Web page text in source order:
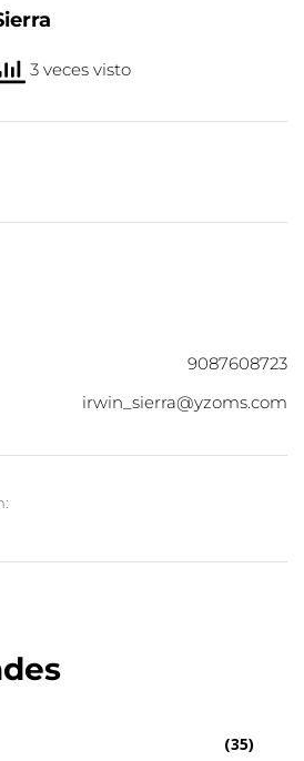
3 veces visto
9087608723
irwin_sierra@yzoms.com
(35)